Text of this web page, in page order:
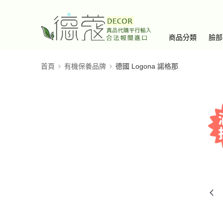
商品分類 臉
首頁 有機保養品牌 德國 Logona 諾格那